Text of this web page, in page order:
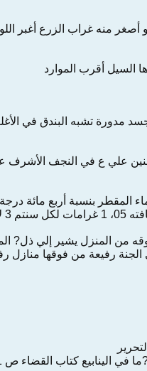
‌منه‌ غراب‌ الزرع‌ أغبر
السيل‌ أقرب‌ الموارد
مدورة تشبه‌ البندق‌ ‌في‌
‌علي‌ ع‌ ‌في‌ النجف‌ الأشرف‌
المياه‌ ص‌ 152
‌من‌ المنزل‌ يشير ‌إلي‌ ‌ذل?‌
رفيعة ‌من‌ فوقها منازل‌
‌في‌ الينابيع‌ كتاب‌ القضاء ص‌ 511